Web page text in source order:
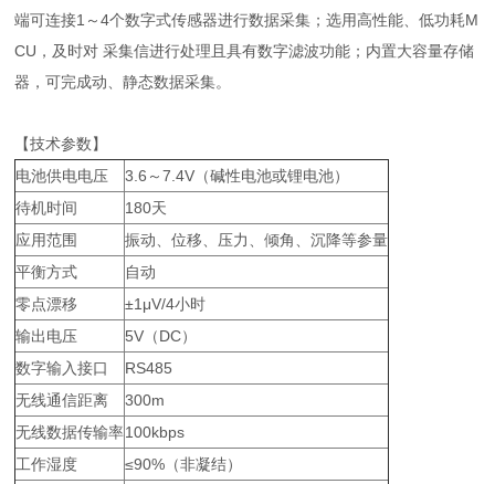
端可连接1～4个数字式传感器进行数据采集；选用高性能、低功耗M
CU，及时对 采集信进行处理且具有数字滤波功能；内置大容量存储
器，可完成动、静态数据采集。
【技术参数】
电池供电电压
3.6～7.4V（碱性电池或锂电池）
待机时间
180天
应用范围
振动、位移、压力、倾角、沉降等参量
平衡方式
自动
零点漂移
±1μV/4小时
输出电压
5V（DC）
数字输入接口
RS485
无线通信距离
300m
无线数据传输率100kbps
工作湿度
≤90%（非凝结）